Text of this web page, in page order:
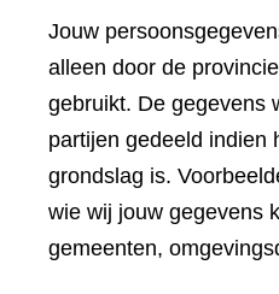
Jouw
alleen door de
gebruikt. De gegevens
partijen gedeeld indien
grondslag is.
wie wij jouw gegevens
gemeenten,